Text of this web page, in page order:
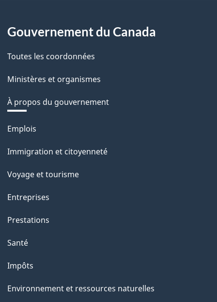
Gouvernement du Canada
Toutes les coordonnées
Ministères et organismes
À propos du gouvernement
Thèmes
sujets
Emplois
Immigration et citoyenneté
Voyage et tourisme
Entreprises
Prestations
Santé
Impôts
Environnement et ressources naturelles